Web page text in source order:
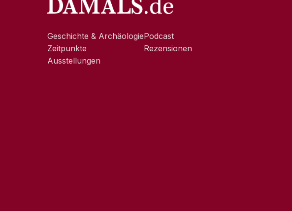
Geschichte & Archäologie
Zeitpunkte
Ausstellungen
Podcast
Rezensionen